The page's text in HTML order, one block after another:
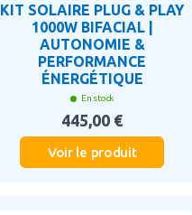
KIT SOLAIRE PLUG & PLAY
1000W BIFACIAL |
AUTONOMIE &
PERFORMANCE
ÉNERGÉTIQUE
En stock
445,00 €
Voir le produit